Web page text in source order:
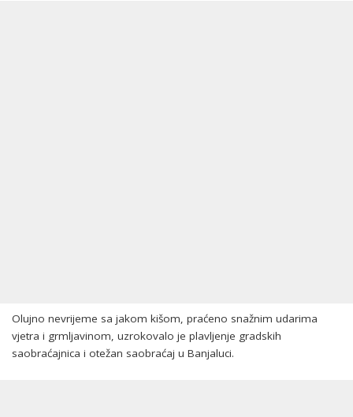
Olujno nevrijeme sa jakom kišom, praćeno snažnim udarima
vjetra i grmljavinom, uzrokovalo je plavljenje gradskih
saobraćajnica i otežan saobraćaj u Banjaluci.